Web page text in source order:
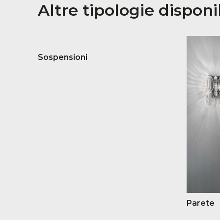
Altre tipologie
Sospensioni
Parete